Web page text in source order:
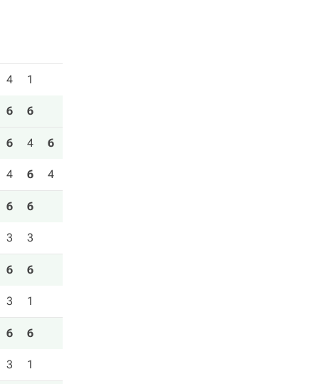
4 1
6 6
6 4 6
4 6 4
6 6
3 3
6 6
3 1
6 6
3 1